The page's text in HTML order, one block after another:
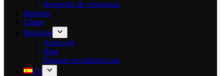
Retenedor de ortodoncia
Implante
Chapa
Recursos
Acerca de
Blog
Póngase en contacto con
ES